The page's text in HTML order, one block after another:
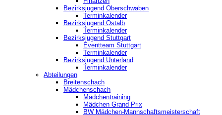
Bezirksjugend Oberschwaben
Terminkalender
Bezirksjugend Ostalb
Terminkalender
Bezirksjugend Stuttgart
‎Eventteam Stuttgart
Terminkalender
Bezirksjugend Unterland
Terminkalender
Abteilungen
Breitenschach
Mädchenschach
Mädchentraining
Mädchen Grand Prix
BW Mädchen-Mannschaftsmeisterschaft